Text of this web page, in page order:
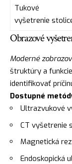
Tukové
vyšetrenie
Obrazové
Moderné
štruktúry a
identifikovať
Dostupné
Ultrazvukové
CT vyšetrenie
Magnetická
Endoskopická